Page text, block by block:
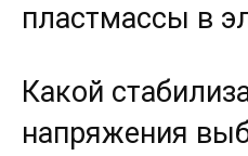
пластмассы в
Какой
напряжения